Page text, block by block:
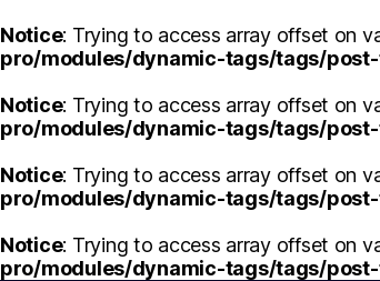
Notice: Trying to access array offset on
pro/modules/dynamic-tags/tags/
Notice: Trying to access array offset on
pro/modules/dynamic-tags/tags/
Notice: Trying to access array offset on
pro/modules/dynamic-tags/tags/
Notice: Trying to access array offset on
pro/modules/dynamic-tags/tags/